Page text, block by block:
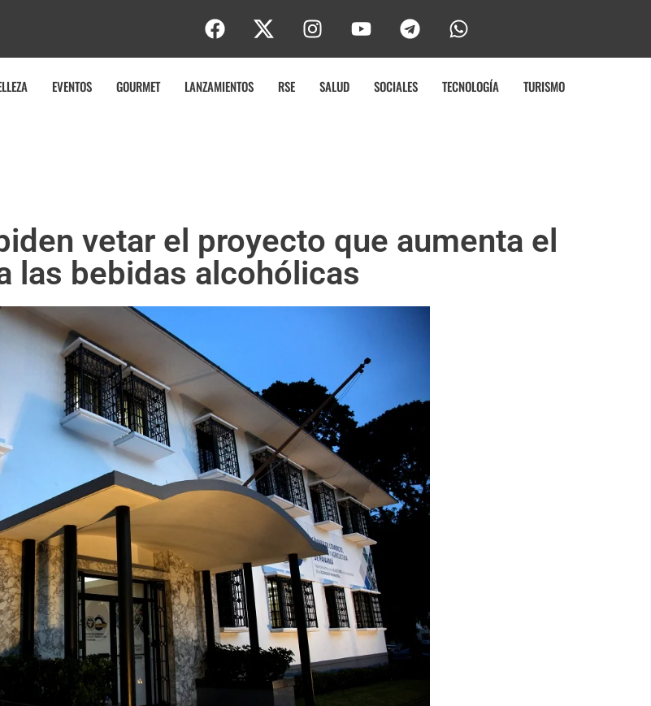
EVENTOS GOURMET LANZAMIENTOS RSE SALUD SOCIALES TECNOLOGÍA TURISMO
vetar el proyecto que aumenta el
las bebidas alcohólicas